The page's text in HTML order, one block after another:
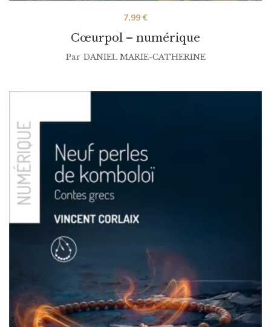
Cœurpol – numérique
7,99€
Par DANIEL MARIE-CATHERINE